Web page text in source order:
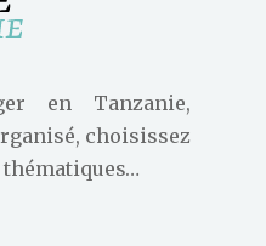
en Tanzanie,
choisissez